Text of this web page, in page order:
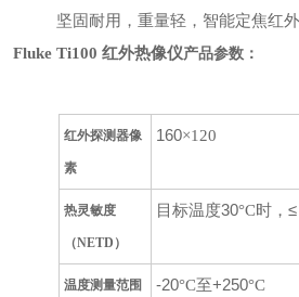
坚固耐用，重量轻，智能定焦红
Fluke Ti100 红外热像仪产品参数：
红外探测器像
素
160×120
热灵敏度
（NETD ）
目标温度30°C时，
温度测量范围 -20°C至+250°C